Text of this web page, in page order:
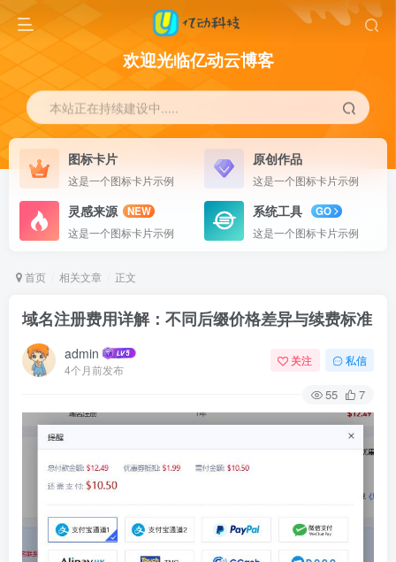
欢迎光临亿动云博客
本站正在持续建设中.....
图标卡片
这是一个图标卡片示例
原创作品
这是一个图标卡片示例
灵感来源
NEW
这是一个图标卡片示例
系统工具
GO
这是一个图标卡片示例
首页 相关文章 正文
域名注册费用详解：不同后缀价格差异与续费标准
admin
4个月前发布
关注 私信
55 7